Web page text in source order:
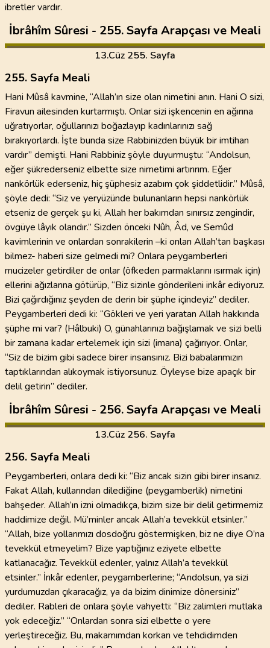
ibretler vardır.
İbrâhîm Sûresi - 255. Sayfa Arapçası ve Meali
13.Cüz 255. Sayfa
255. Sayfa Meali
Hani Mûsâ kavmine, “Allah’ın size olan nimetini anın. Hani O sizi,
Firavun ailesinden kurtarmıştı. Onlar sizi işkencenin en ağırına
uğratıyorlar, oğullarınızı boğazlayıp kadınlarınızı sağ
bırakıyorlardı. İşte bunda size Rabbinizden büyük bir imtihan
vardır” demişti. Hani Rabbiniz şöyle duyurmuştu: “Andolsun,
eğer şükrederseniz elbette size nimetimi artırırım. Eğer
nankörlük ederseniz, hiç şüphesiz azabım çok şiddetlidir.” Mûsâ,
şöyle dedi: “Siz ve yeryüzünde bulunanların hepsi nankörlük
etseniz de gerçek şu ki, Allah her bakımdan sınırsız zengindir,
övgüye lâyık olandır.” Sizden önceki Nûh, Âd, ve Semûd
kavimlerinin ve onlardan sonrakilerin –ki onları Allah’tan başkası
bilmez- haberi size gelmedi mi? Onlara peygamberleri
mucizeler getirdiler de onlar (öfkeden parmaklarını ısırmak için)
ellerini ağızlarına götürüp, “Biz sizinle gönderileni inkâr ediyoruz.
Bizi çağırdığınız şeyden de derin bir şüphe içindeyiz” dediler.
Peygamberleri dedi ki: “Gökleri ve yeri yaratan Allah hakkında
şüphe mi var? (Hâlbuki) O, günahlarınızı bağışlamak ve sizi belli
bir zamana kadar ertelemek için sizi (imana) çağırıyor. Onlar,
“Siz de bizim gibi sadece birer insansınız. Bizi babalarımızın
taptıklarından alıkoymak istiyorsunuz. Öyleyse bize apaçık bir
delil getirin” dediler.
İbrâhîm Sûresi - 256. Sayfa Arapçası ve Meali
13.Cüz 256. Sayfa
256. Sayfa Meali
Peygamberleri, onlara dedi ki: “Biz ancak sizin gibi birer insanız.
Fakat Allah, kullarından dilediğine (peygamberlik) nimetini
bahşeder. Allah’ın izni olmadıkça, bizim size bir delil getirmemiz
haddimize değil. Mü’minler ancak Allah’a tevekkül etsinler.”
“Allah, bize yollarımızı dosdoğru göstermişken, biz ne diye O’na
tevekkül etmeyelim? Bize yaptığınız eziyete elbette
katlanacağız. Tevekkül edenler, yalnız Allah’a tevekkül
etsinler.” İnkâr edenler, peygamberlerine; “Andolsun, ya sizi
yurdumuzdan çıkaracağız, ya da bizim dinimize dönersiniz”
dediler. Rableri de onlara şöyle vahyetti: “Biz zalimleri mutlaka
yok edeceğiz.” “Onlardan sonra sizi elbette o yere
yerleştireceğiz. Bu, makamımdan korkan ve tehdidimden